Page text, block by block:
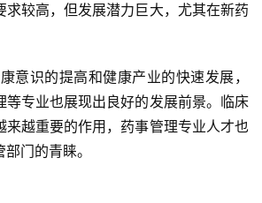
求较高，但发展潜力巨大，尤其在新药
等专业也展现出良好的发展前景。临床
来越重要的作用，药事管理专业人才也
门的青睐。